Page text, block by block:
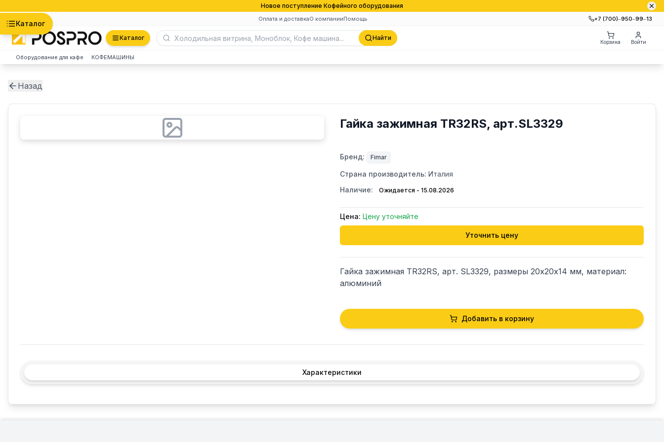
Новое поступление Кофейного оборудования
Оплата и доставкаО компанииПомощь +7 (700)‒950‒99‒13
Каталог
Каталог Найти
Корзина Войти
Оборудование для кафе КОФЕМАШИНЫ
Назад
Гайка зажимная TR32RS, арт.SL3329
Бренд: Fimar
Страна производитель: Италия
Наличие:
Ожидается - 15.08.2026
Цена: Цену уточняйте
Уточнить цену
Гайка зажимная TR32RS, арт. SL3329, размеры 20х20х14 мм, материал:
алюминий
Добавить в корзину
Характеристики